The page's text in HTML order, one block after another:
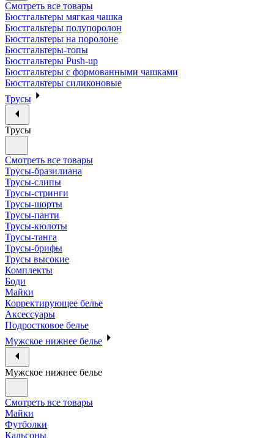
Смотреть все товары
Бюстгальтеры мягкая чашка
Бюстгальтеры полупоролон
Бюстгальтеры на поролоне
Бюстгальтеры-топы
Бюстгальтеры Push-up
Бюстгальтеры с формованными чашками
Бюстгальтеры силиконовые
Трусы
Трусы
Смотреть все товары
Трусы-бразилиана
Трусы-слипы
Трусы-стринги
Трусы-шорты
Трусы-панти
Трусы-кюлоты
Трусы-танга
Трусы-брифы
Трусы высокие
Комплекты
Боди
Майки
Корректирующее белье
Аксессуары
Подростковое белье
Мужское нижнее белье
Мужское нижнее белье
Смотреть все товары
Майки
Футболки
Кальсоны